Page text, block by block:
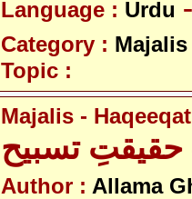
Language : Urdu
Category : Majalis
Topic :
Majalis -
تسبیح
Author : Allama